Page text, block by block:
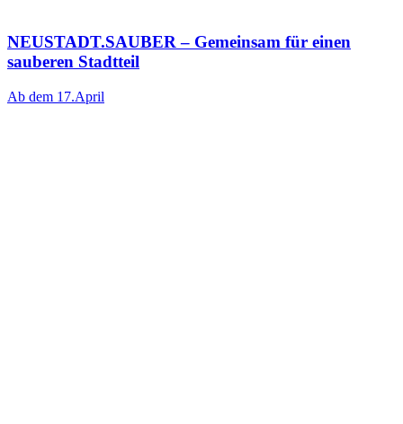
NEUSTADT.SAUBER – Gemeinsam für einen
sauberen Stadtteil
Ab dem 17.April